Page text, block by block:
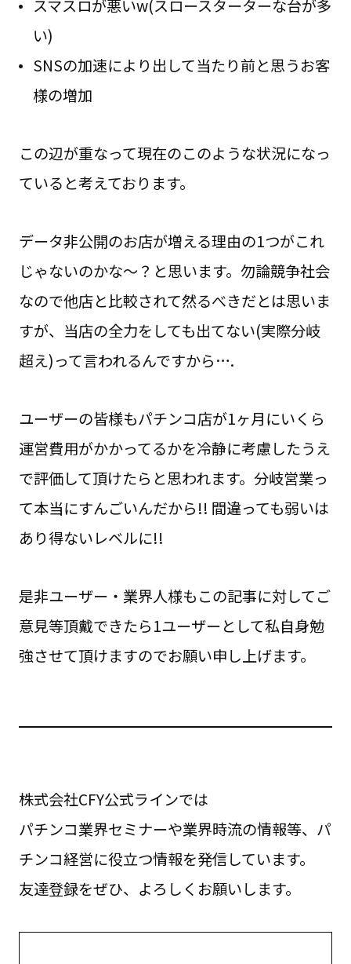
スマスロが悪いw(スロースターターな台が多
い)
SNSの加速により出して当たり前と思うお客
様の増加
この辺が重なって現在のこのような状況になっ
ていると考えております。
データ非公開のお店が増える理由の1つがこれ
じゃないのかな～？と思います。勿論競争社会
なので他店と比較されて然るべきだとは思いま
すが、当店の全力をしても出てない(実際分岐
超え)って言われるんですから….
ユーザーの皆様もパチンコ店が1ヶ月にいくら
運営費用がかかってるかを冷静に考慮したうえ
で評価して頂けたらと思われます。分岐営業っ
て本当にすんごいんだから!! 間違っても弱いは
あり得ないレベルに!!
是非ユーザー・業界人様もこの記事に対してご
意見等頂戴できたら1ユーザーとして私自身勉
強させて頂けますのでお願い申し上げます。
株式会社CFY公式ラインでは
パチンコ業界セミナーや業界時流の情報等、パ
チンコ経営に役立つ情報を発信しています。
友達登録をぜひ、よろしくお願いします。